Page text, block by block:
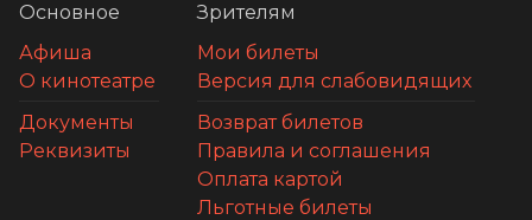
Основное
Афиша
О кинотеатре
Документы
Реквизиты
Зрителям
Мои билеты
Версия для слабовидящих
Возврат билетов
Правила и соглашения
Оплата картой
Льготные билеты